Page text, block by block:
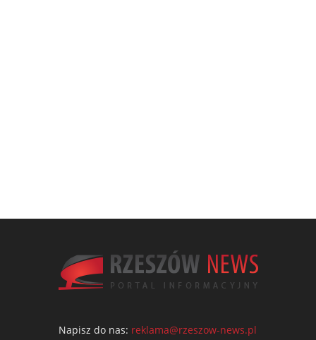
Napisz do nas: reklama@rzeszow-news.pl